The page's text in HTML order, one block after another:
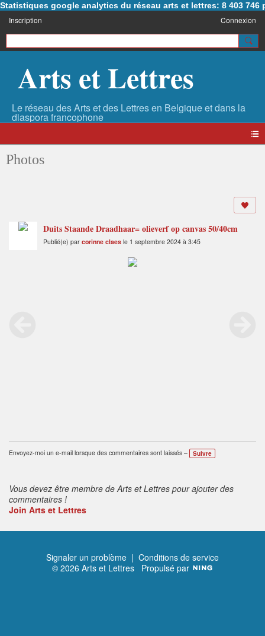
Statistiques google analytics du réseau arts et lettres: 8 403 746
Inscription Connexion
Arts et Lettres
Photos
Duits Staande Draadhaar= olieverf op canvas 50/40cm
Publié(e) par corinne claes le 1 septembre 2024 à 3:45
Envoyez-moi un e-mail lorsque des commentaires sont laissés – Suivre
Vous devez être membre de Arts et Lettres pour ajouter des
commentaires !
Join Arts et Lettres
Signaler un problème | Conditions de service
© 2026 Arts et Lettres Propulsé par